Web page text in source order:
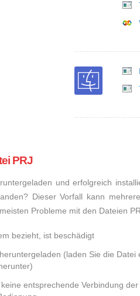
PRJ
und erfolgreich
Dieser Vorfall kann
Probleme mit den Dateien
bezieht, ist beschädigt
(laden Sie die Datei
entsprechende Verbindung